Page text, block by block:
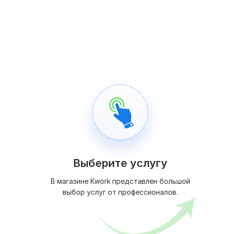
Выберите услугу
В магазине Kwork представлен большой
выбор услуг от профессионалов.